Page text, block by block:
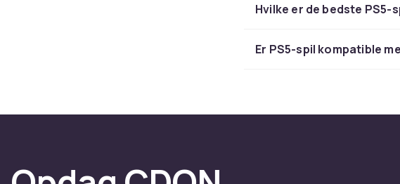
aldersgrænsen hjælper med
lanceringsdagen.
Hvilke er de bedste PS5-
Er PS5-spil kompatible